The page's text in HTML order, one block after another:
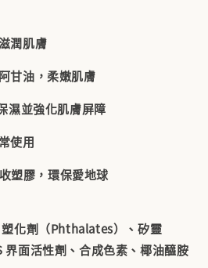
潤肌膚
甘油，柔嫩肌膚
濕並強化肌膚屏障
使用
塑膠，環保愛地球
化劑（Phthalates）、矽靈
界面活性劑、合成色素、椰油醯胺